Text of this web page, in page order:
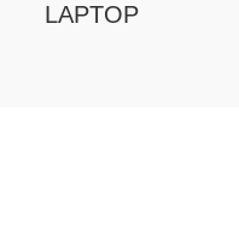
LAPTOP